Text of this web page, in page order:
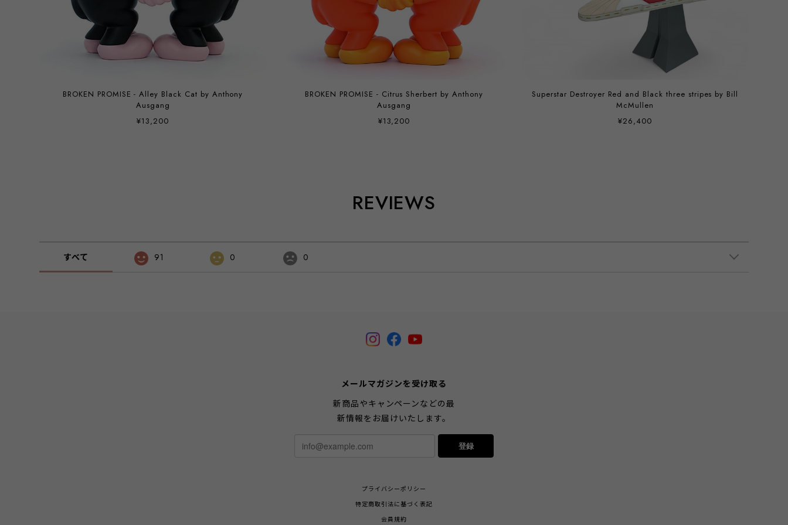
BROKEN PROMISE - Alley Black Cat by Anthony
Ausgang
¥13,200
BROKEN PROMISE - Citrus Sherbert by Anthony
Ausgang
¥13,200
Superstar Destroyer Red and Black three stripes by Bill
McMullen
¥26,400
REVIEWS
すべて 91 0 0
メールマガジンを受け取る
新商品やキャンペーンなどの最
新情報をお届けいたします。
登録
プライバシーポリシー
特定商取引法に基づく表記
会員規約